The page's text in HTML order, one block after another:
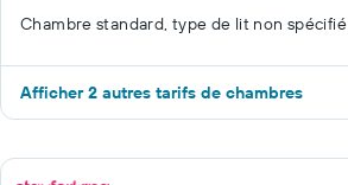
Chambre standard, type de lit non spécifié
Afficher 2 autres tarifs de chambres